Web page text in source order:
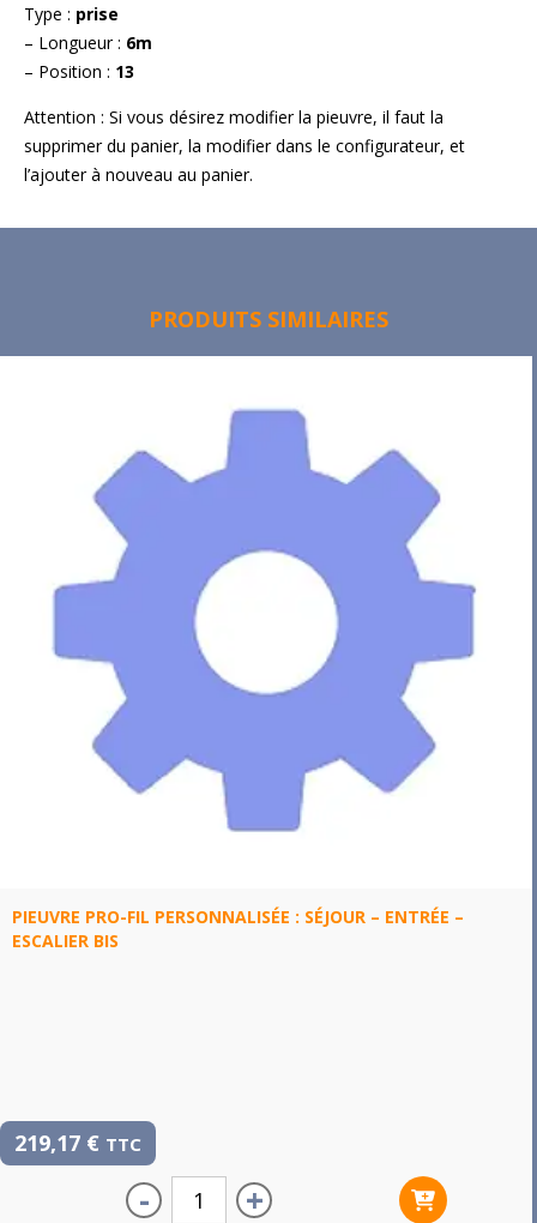
Type : prise
– Longueur : 6m
– Position : 13
Attention : Si vous désirez modifier la pieuvre, il faut la
supprimer du panier, la modifier dans le configurateur, et
l’ajouter à nouveau au panier.
PRODUITS SIMILAIRES
PIEUVRE PRO-FIL PERSONNALISÉE : SÉJOUR – ENTRÉE –
ESCALIER BIS
219,17 € TTC
- +